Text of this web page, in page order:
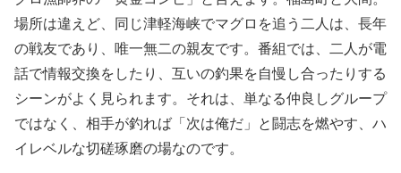
場所は違えど、同じ津軽海峡でマグロを追う二人は、長年
の戦友であり、唯一無二の親友です。番組では、二人が電
話で情報交換をしたり、互いの釣果を自慢し合ったりする
シーンがよく見られます。それは、単なる仲良しグループ
ではなく、相手が釣れば「次は俺だ」と闘志を燃やす、ハ
イレベルな切磋琢磨の場なのです。